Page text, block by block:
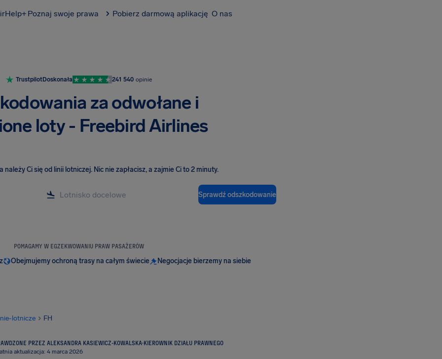
Poznaj swoje prawa Pobierz darmową aplikację O nas
TrustpilotDoskonała 241 540 opinie
za odwołane i
loty - Freebird Airlines
należy Ci się od linii lotniczej. Nic nie zapłacisz, a zajmie Ci to 2 minuty.
Sprawdź odszkodowanie
POMAGAMY W EGZEKWOWANIU PRAW PASAŻERÓW
Obejmujemy ochroną trasy na całym świecie Negocjacje bierzemy na siebie
lotnicze FH
PRZEZ ALEKSANDRA KASIEWICZ-KOWALSKA·KIEROWNIK DZIAŁU PRAWNEGO
aktualizacja: 4 marca 2026